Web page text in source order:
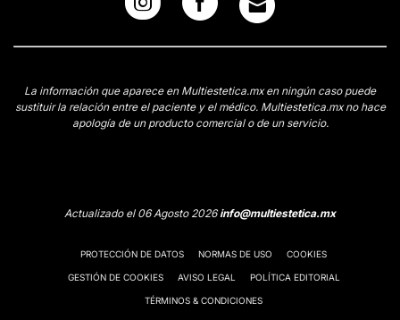
La información que aparece en Multiestetica.mx en ningún caso puede
sustituir la relación entre el paciente y el médico. Multiestetica.mx no hace
apología de un producto comercial o de un servicio.
Actualizado el 06 Agosto 2026info@multiestetica.mx
PROTECCIÓN DE DATOS NORMAS DE USO COOKIES
GESTIÓN DE COOKIES AVISO LEGAL POLÍTICA EDITORIAL
TÉRMINOS & CONDICIONES